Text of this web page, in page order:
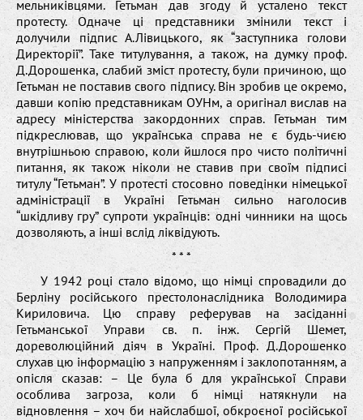
мельниківцями. Гетьман дав згоду й усталено текст
протесту. Одначе ці представники змінили текст і
долучили підпис А.Лівицького, як “заступника голови
Директорії”. Таке титулування, а також, на думку проф.
Д.Дорошенка, слабий зміст протесту, були причиною, що
Гетьман не поставив свого підпису. Він зробив це окремо,
давши копію представникам ОУНм, а оригінал вислав на
адресу міністерства закордонних справ. Гетьман тим
підкреслював, що українська справа не є будь-чиєю
внутрішньою справою, коли йшлося про чисто політичні
питання, як також ніколи не ставив при своїм підписі
титулу “Гетьман”. У протесті стосовно поведінки німецької
адміністрації в Україні Гетьман сильно наголосив
“шкідливу гру” супроти українців: одні чинники на щось
дозволяють, а інші вслід ліквідують.
* * *
У 1942 році стало відомо, що німці спровадили до
Берліну російського престолонаслідника Володимира
Кириловича. Цю справу реферував на засіданні
Гетьманської Управи св. п. інж. Сергій Шемет,
дореволюційний діяч в Україні. Проф. Д.Дорошенко
слухав цю інформацію з напруженням і заклопотанням, а
опісля сказав: – Це була б для української Справи
особлива загроза, коли б німці натякнули на
відновлення – хоч би найслабшої, обкроєної російської